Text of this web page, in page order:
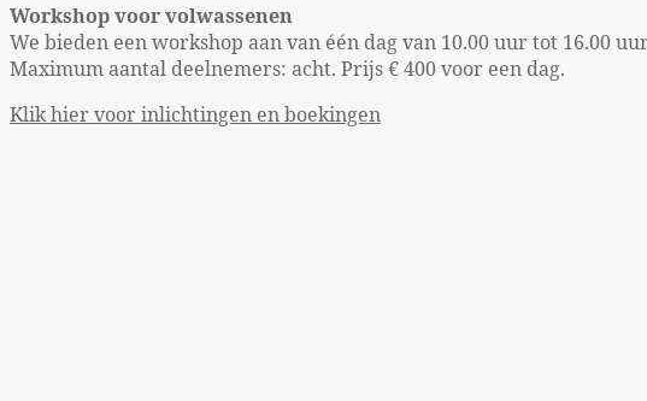
Workshop voor volwassenen
We bieden een workshop aan van één dag van 10.00 uur tot 16.00
Maximum aantal deelnemers: acht. Prijs € 400 voor een dag.
Klik hier voor inlichtingen en boekingen